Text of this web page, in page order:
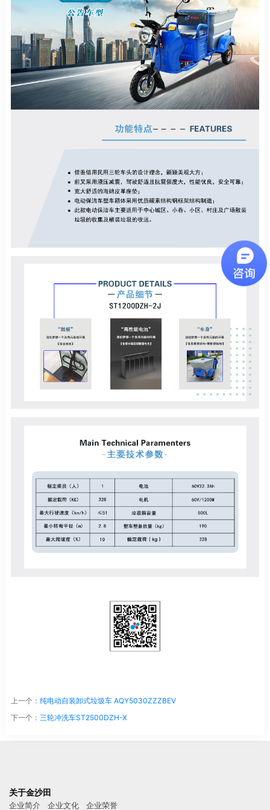
上一个： 纯电动自装卸式垃圾车 AQY5030ZZZBEV
下一个： 三轮冲洗车ST2500DZH-X
关于金沙田
企业简介 企业文化 企业荣誉